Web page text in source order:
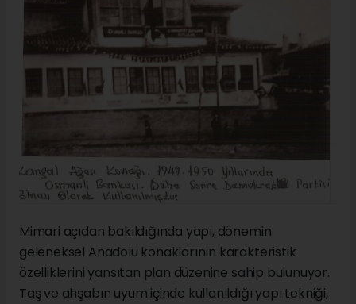
Mimari açıdan bakıldığında yapı, dönemin
geleneksel Anadolu konaklarının karakteristik
özelliklerini yansıtan plan düzenine sahip bulunuyor.
Taş ve ahşabın uyum içinde kullanıldığı yapı tekniği,